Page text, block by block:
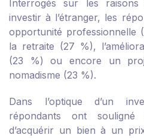
Interrogés sur les
investir à l’étranger, les
opportunité professionnelle
la retraite (27 %),
(23 %) ou encore un
nomadisme (23 %).
Dans l’optique d’un
répondants ont souligné
d’acquérir un bien à un